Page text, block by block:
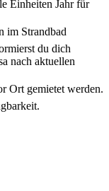
Einheiten Jahr für
im Strandbad
du dich
nach aktuellen
Ort gemietet werden.